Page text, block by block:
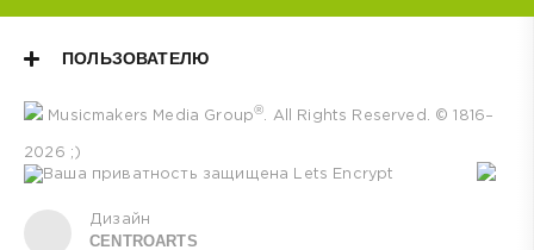
ПОЛЬЗОВАТЕЛЮ
Musicmakers Media Group® . All Rights Reserved. © 1816–
2026 ;)
Дизайн
CENTROARTS